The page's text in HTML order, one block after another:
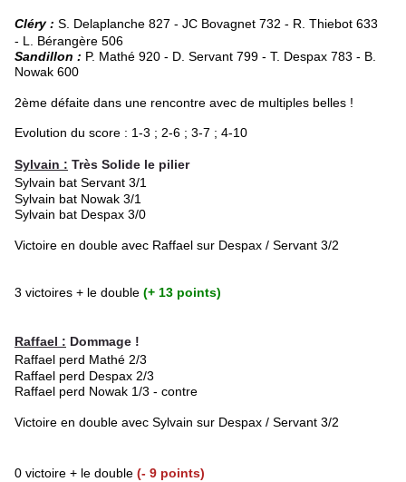
Cléry : S. Delaplanche 827 - JC Bovagnet 732 - R. Thiebot 633
- L. Bérangère 506
Sandillon : P. Mathé 920 - D. Servant 799 - T. Despax 783 - B.
Nowak 600
2ème défaite dans une rencontre avec de multiples belles !
Evolution du score : 1-3 ; 2-6 ; 3-7 ; 4-10
Sylvain : Très Solide le pilier
Sylvain bat Servant 3/1
Sylvain bat Nowak 3/1
Sylvain bat Despax 3/0
Victoire en double avec Raffael sur Despax / Servant 3/2
3 victoires + le double (+ 13 points)
Raffael : Dommage !
Raffael perd Mathé 2/3
Raffael perd Despax 2/3
Raffael perd Nowak 1/3 - contre
Victoire en double avec Sylvain sur Despax / Servant 3/2
0 victoire + le double (- 9 points)